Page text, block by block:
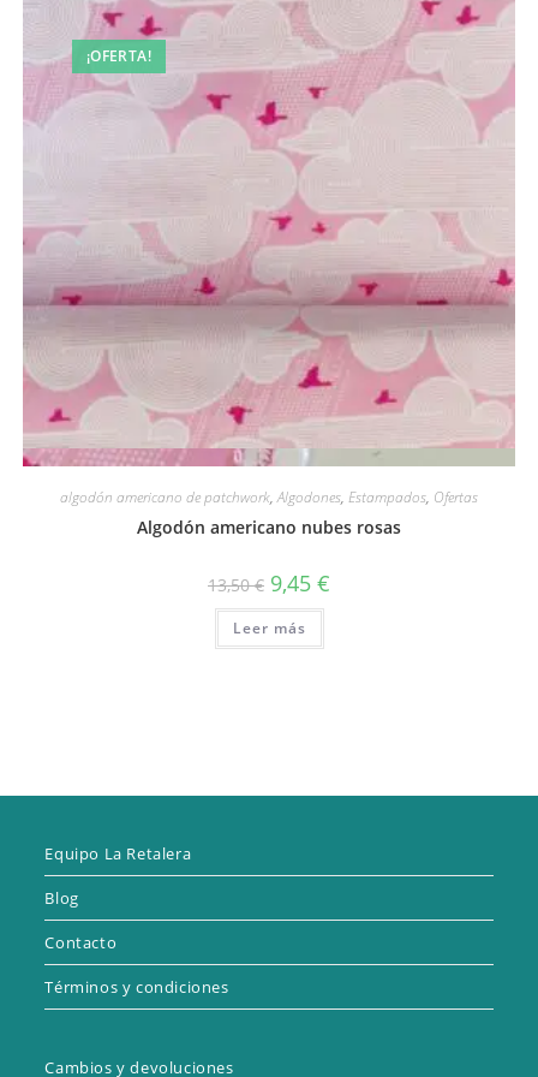
¡OFERTA!
Vista rápida
algodón americano de patchwork,Algodones, Estampados, Ofertas
Algodón americano nubes rosas
13,50€ El
precio
original
era:
13,50 €.
9,45 €
Leer más
Equipo La Retalera
Blog
Contacto
Términos y condiciones
Cambios y devoluciones